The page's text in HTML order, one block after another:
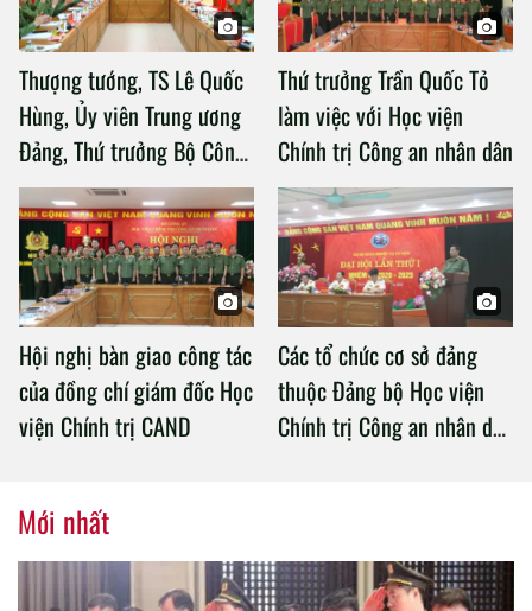
Thượng tướng, TS Lê Quốc
Hùng, Ủy viên Trung ương
Đảng, Thứ trưởng Bộ Công
an làm việc với Học viện
Chính trị Công an nhân dân
Thứ trưởng Trần Quốc Tỏ
làm việc với Học viện
Chính trị Công an nhân dân
Hội nghị bàn giao công tác
của đồng chí giám đốc Học
viện Chính trị CAND
Các tổ chức cơ sở đảng
thuộc Đảng bộ Học viện
Chính trị Công an nhân dân
Mới nhất